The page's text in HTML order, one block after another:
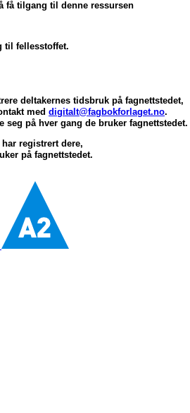
få tilgang til denne ressursen
til fellesstoffet.
deltakernes tidsbruk på fagnettstedet,
med digitalt@fagbokforlaget.no.
på hver gang de bruker fagnettstedet.
registrert dere,
på fagnettstedet.